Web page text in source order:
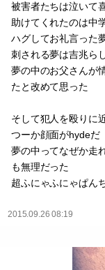
被害者たちは泣いて
助けてくれたのは中
ハグしてお礼言った
刺される夢は吉兆ら
夢の中のお父さんが
たと改めて思った
そして犯人を殴りに
つーか顔面がhydeだ
夢の中ってなぜか走
も無理だった
超ふにゃふにゃぱん
2015.09.26 08:19